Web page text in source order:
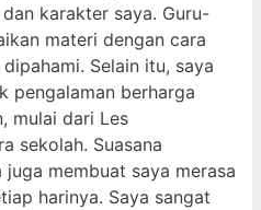
karakter saya. Guru-
materi dengan cara
Selain itu, saya
pengalaman berharga
mulai dari Les
sekolah. Suasana
membuat saya merasa
harinya. Saya sangat